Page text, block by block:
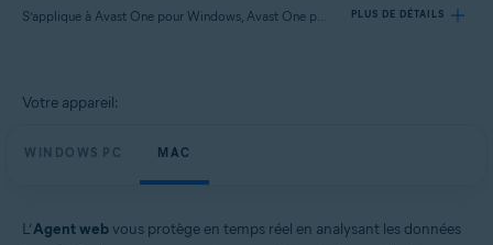
S’applique à Avast One pour Windows, Avast One pour Mac PLUS DE DÉTAILS
Produits:
Avast One 24.x pour Mac
Microsoft Windows 11 Famille/Pro/Entreprise/Éducation
Votre appareil:
WINDOWS PC MAC
L’Agent webvous protège en temps réel en analysant les données